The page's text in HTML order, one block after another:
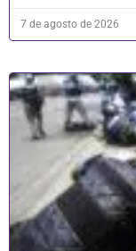
7 de agosto de 2026